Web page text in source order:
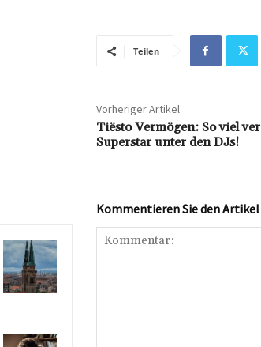
Teilen
Vorheriger Artikel
Tiësto Vermögen: So viel
Superstar unter den DJs!
Kommentieren Sie den Artikel